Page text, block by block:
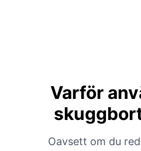
Varför
Oavsett om du